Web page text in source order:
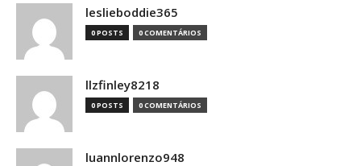
leslieboddie365
0 POSTS 0 COMENTÁRIOS
llzfinley8218
0 POSTS 0 COMENTÁRIOS
luannlorenzo948